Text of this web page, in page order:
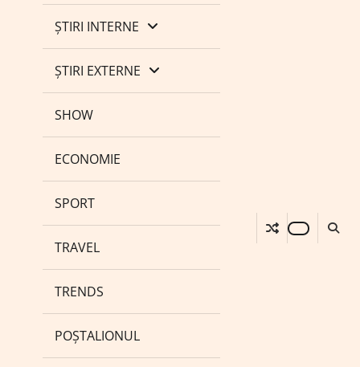
ȘTIRI INTERNE
ȘTIRI EXTERNE
SHOW
ECONOMIE
SPORT
TRAVEL
TRENDS
POȘTALIONUL